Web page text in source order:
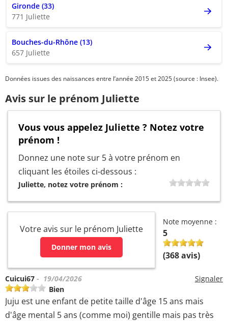
Gironde (33)
771 Juliette
Bouches-du-Rhône (13)
657 Juliette
Données issues des naissances entre l’année 2015 et 2025 (source : Insee).
Avis sur le prénom Juliette
Vous vous appelez Juliette ? Notez votre
prénom !
Donnez une note sur 5 à votre prénom en
cliquant les étoiles ci-dessous :
Juliette, notez votre prénom :
Votre avis sur le prénom Juliette
Donner mon avis
Note moyenne :
5
(368avis)
Signaler
Cuicui67 - 19/04/2026
Bien
Juju est une enfant de petite taille d'âge 15 ans mais
d'âge mental 5 ans (comme moi) gentille mais pas très